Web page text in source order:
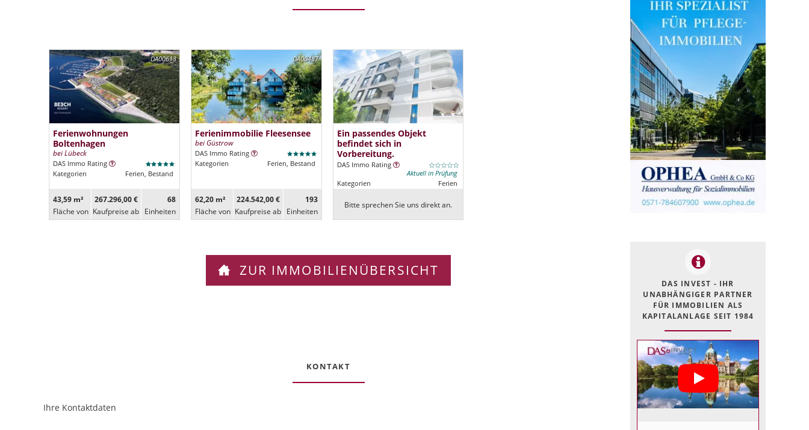
DA00613
Ferienwohnungen
Boltenhagen
bei Lübeck
DAS Immo Rating
Kategorien
Ferien, Bestand
43,59 m²
Fläche von
267.296,00 €
Kaufpreise ab
68
Ein­heiten
DA00487
Ferienimmobilie Fleesensee
bei Güstrow
DAS Immo Rating
Kategorien
Ferien, Bestand
62,20 m²
Fläche von
224.542,00 €
Kaufpreise ab
193
Ein­heiten
Ein passendes Objekt
befindet sich in
Vorbereitung.
DAS Immo Rating
Aktuell in Prüfung
Kategorien
Ferien
Bitte sprechen Sie uns direkt an.
ZUR IMMOBILIENÜBERSICHT
KONTAKT
ObjektPlatzhalter
URL
Ihre Kontaktdaten
DAS INVEST - IHR
UNABHÄNGIGER PARTNER
FÜR IMMOBILIEN ALS
KAPITALANLAGE SEIT 1984